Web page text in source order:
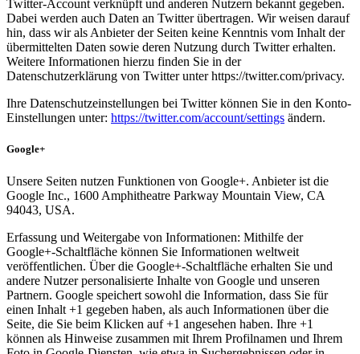
Twitter-Account verknüpft und anderen Nutzern bekannt gegeben.
Dabei werden auch Daten an Twitter übertragen. Wir weisen darauf
hin, dass wir als Anbieter der Seiten keine Kenntnis vom Inhalt der
übermittelten Daten sowie deren Nutzung durch Twitter erhalten.
Weitere Informationen hierzu finden Sie in der
Datenschutzerklärung von Twitter unter https://twitter.com/privacy.
Ihre Datenschutzeinstellungen bei Twitter können Sie in den Konto-
Einstellungen unter: https://twitter.com/account/settings ändern.
Google+
Unsere Seiten nutzen Funktionen von Google+. Anbieter ist die
Google Inc., 1600 Amphitheatre Parkway Mountain View, CA
94043, USA.
Erfassung und Weitergabe von Informationen: Mithilfe der
Google+-Schaltfläche können Sie Informationen weltweit
veröffentlichen. Über die Google+-Schaltfläche erhalten Sie und
andere Nutzer personalisierte Inhalte von Google und unseren
Partnern. Google speichert sowohl die Information, dass Sie für
einen Inhalt +1 gegeben haben, als auch Informationen über die
Seite, die Sie beim Klicken auf +1 angesehen haben. Ihre +1
können als Hinweise zusammen mit Ihrem Profilnamen und Ihrem